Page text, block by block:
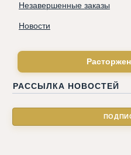
Незавершенные заказы
Новости
РАССЫЛКА НОВОСТЕЙ